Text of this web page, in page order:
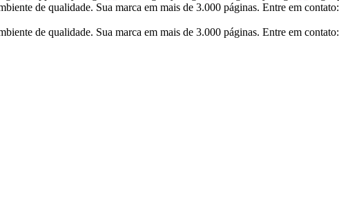
de qualidade. Sua marca em mais de 3.000 páginas. Entre em contato:
de qualidade. Sua marca em mais de 3.000 páginas. Entre em contato: